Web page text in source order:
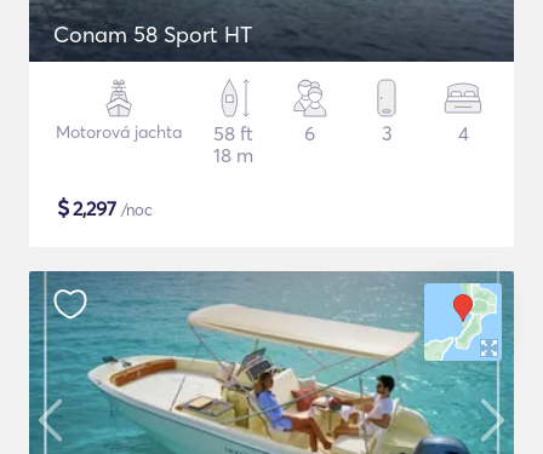
Conam 58 Sport HT
Motorová jachta
58 ft
18 m
6 3 4
$2,297 /noc